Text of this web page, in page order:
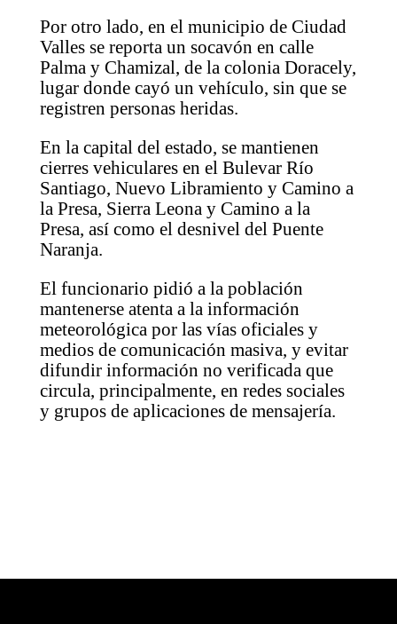
Por otro lado, en el municipio de Ciudad
Valles se reporta un socavón en calle
Palma y Chamizal, de la colonia Doracely,
lugar donde cayó un vehículo, sin que se
registren personas heridas.
En la capital del estado, se mantienen
cierres vehiculares en el Bulevar Río
Santiago, Nuevo Libramiento y Camino a
la Presa, Sierra Leona y Camino a la
Presa, así como el desnivel del Puente
Naranja.
El funcionario pidió a la población
mantenerse atenta a la información
meteorológica por las vías oficiales y
medios de comunicación masiva, y evitar
difundir información no verificada que
circula, principalmente, en redes sociales
y grupos de aplicaciones de mensajería.